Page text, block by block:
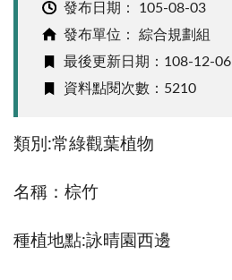
發布日期： 105-08-03
發布單位： 綜合規劃組
最後更新日期：108-12-06
資料點閱次數：5210
類別:常綠觀葉植物
名稱：棕竹
種植地點:詠晴園西邊